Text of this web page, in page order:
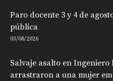
Paro docente 3 y 4 de
pública
03/08/2026
Salvaje asalto en Ingeniero
arrastraron a una mujer